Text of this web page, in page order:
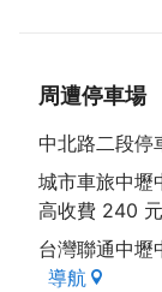
周遭停車場
中北路二段停
城市車旅中
高收費 240
台灣聯通中
導航